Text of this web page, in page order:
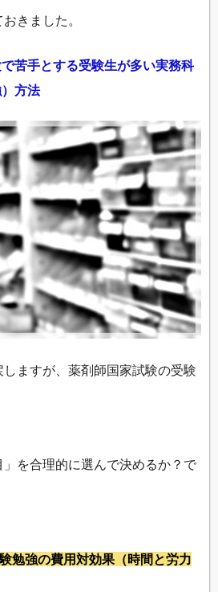
きました。
苦手とする受験生が多い実務科
方法
ますが、薬剤師国家試験の受験
を合理的に選んで決めるか？で
勉強の費用対効果（時間と労力